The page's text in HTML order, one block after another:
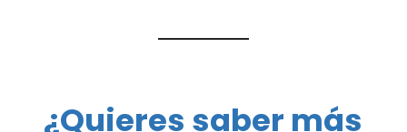
¿Quieres saber más